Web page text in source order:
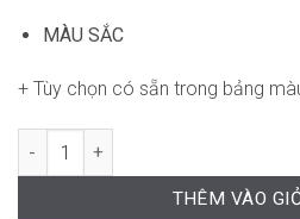
MÀU SẮC
+ Tùy chọn có sẵn trong bảng
Ghế Fuji RPB-GVP139 số lượng
THÊM VÀO